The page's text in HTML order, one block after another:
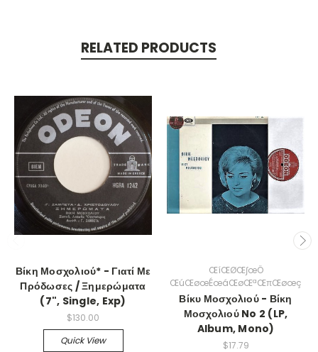
RELATED PRODUCTS
Βίκη Μοσχολιού* - Γιατί Με
Πρόδωσες / Ξημερώματα
(7", Single, Exp)
$130.00
Quick View
ŒíŒØŒ∫œÖ
ŒúŒøœÉœáŒøŒªŒπŒøœç
Βίκυ Μοσχολιού - Βίκη
Μοσχολιού No 2 (LP,
Album, Mono)
$17.79